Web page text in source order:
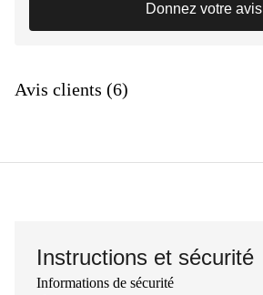
Donnez votre avis
Avis clients (6)
Instructions et sécurité
Informations de sécurité